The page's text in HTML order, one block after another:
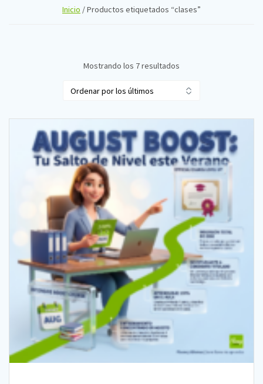
Inicio / Productos etiquetados “clases”
Mostrando los 7 resultados
los